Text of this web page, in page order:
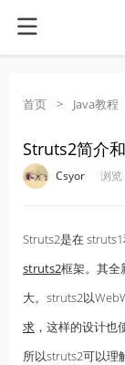
首页 > Java教程
Struts2简介
Csyor 浏
Struts2是在
struts2框架。其全
大。struts2以
求 ，这样的设计也
所以struts2可以理